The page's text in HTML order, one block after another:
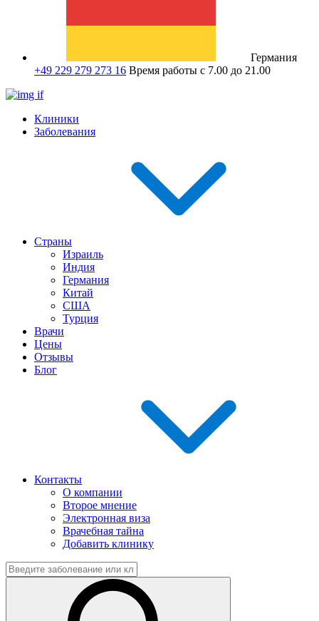
Германия
+49 229 279 273 16 Время работы с 7.00 до 21.00
Клиники
Заболевания
Страны
Израиль
Индия
Германия
Китай
США
Турция
Врачи
Цены
Отзывы
Блог
Контакты
О компании
Второе мнение
Электронная виза
Врачебная тайна
Добавить клинику